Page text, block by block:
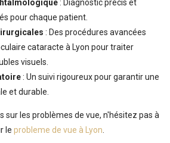
: Diagnostic précis et
pour chaque patient.
: Des procédures avancées
cataracte à Lyon pour traiter
visuels.
: Un suivi rigoureux pour garantir une
et durable.
sur les problèmes de vue, n'hésitez pas à
le probleme de vue à Lyon